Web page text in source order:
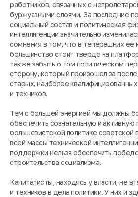
работников, связанных с
буржуазными слоями. За последние
социальный состав и политическая
интеллигенции значительно
сомнения в том, что в теперешних
большинство стоит твердо на
также забыть о том политическом
сторону, который произошел за
старых, наиболее
и техников.
Тем с большей энергией мы должны
обеспечить сознательную и
большевистской политике советской
всей массы технической
поддержки нельзя обеспечить
строительства социализма.
Капиталисты, находясь у власти, не
и техников в дела политики. У них и